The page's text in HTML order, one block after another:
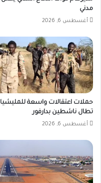
مدني
أغسطس 6, 2026
حملات اعتقالات واسعة للمليشيا
تطال ناشطين بدارفور
أغسطس 6, 2026